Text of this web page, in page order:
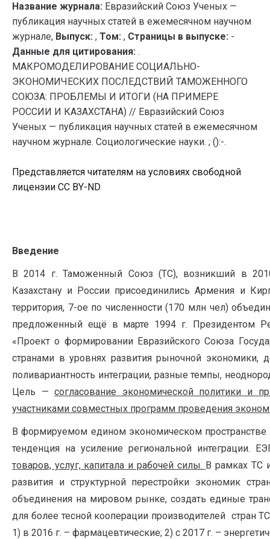
Название журнала: Евразийский Союз Ученых —
публикация научных статей в ежемесячном научном
журнале, Выпуск: , Том: , Страницы в выпуске: -
Данные для цитирования: .
МАКРОМОДЕЛИРОВАНИЕ СОЦИАЛЬНО-
ЭКОНОМИЧЕСКИХ ПОСЛЕДСТВИЙ ТАМОЖЕННОГО
СОЮЗА: ПРОБЛЕМЫ И ИТОГИ (НА ПРИМЕРЕ
РОССИИ И КАЗАХСТАНА) // Евразийский Союз
Ученых — публикация научных статей в ежемесячном
научном журнале. Социологические науки. ; ():-.
Представляется читателям на условиях свободной
лицензии CC BY-ND
Введение
В 2014 г. Таможенный Союз (ТС), возникший в
Казахстану и России присоединились Армения и
территория, 7-ое по численности (170 млн чел)
предложенный ещё в марте 1994 г. Президентом
«Проект о формировании Евразийского Союза
странами в уровнях развития рыночной экономики,
поливариантность интеграции, разные темпы,
Цель —согласование экономической политики и
участниками совместных программ проведения
В формируемом едином экономическом
тенденция на усиление региональной интеграции.
товаров, услуг, капитала и рабочей силы. В рамках ТС
развития и структурной перестройки экономик
объединения на мировом рынке, создать единые
для более тесной кооперации производителей стран
1) в 2016 г. – фармацевтические; 2) с 2017 г. –